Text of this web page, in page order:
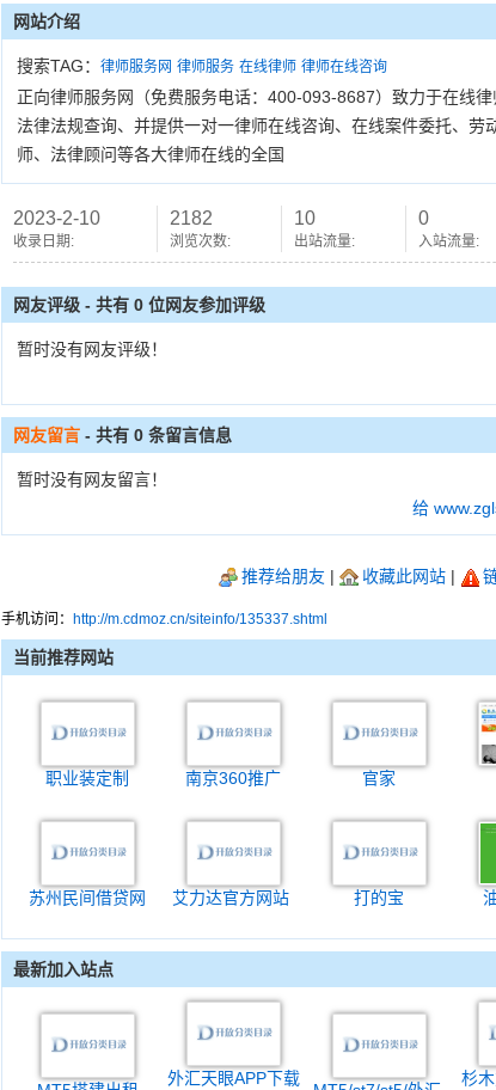
网站介绍
搜索TAG： 律师服务网 律师服务 在线律师 律师在线咨询
正向律师服务网（免费服务电话：400-093-8687）致力于在线
法律法规查询、并提供一对一律师在线咨询、在线案件委托、劳
师、法律顾问等各大律师在线的全国
2023-2-10
收录日期:
2182
浏览次数:
10
出站流量:
0
入站流量:
网友评级 - 共有 0 位网友参加评级
暂时没有网友评级！
网友留言 - 共有 0 条留言信息
暂时没有网友留言！
给
推荐给朋友 | 收藏此网站|
手机访问： http://m.cdmoz.cn/siteinfo/135337.shtml
当前推荐网站
职业装定制 南京360推广 官家
苏州民间借贷网 艾力达官方网站 打的宝
最新加入站点
外汇天眼APP下载 杉